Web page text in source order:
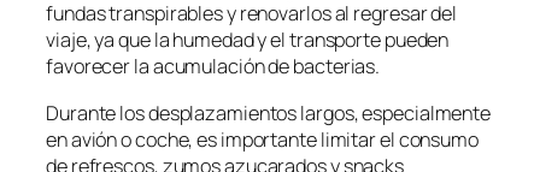
fundas transpirables y renovarlos al regresar del
viaje, ya que la humedad y el transporte pueden
favorecer la acumulación de bacterias.
Durante los desplazamientos largos, especialmente
en avión o coche, es importante limitar el consumo
de refrescos, zumos azucarados y snacks